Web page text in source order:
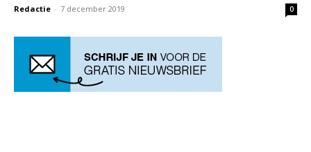
Redactie - 7 december 2019 0